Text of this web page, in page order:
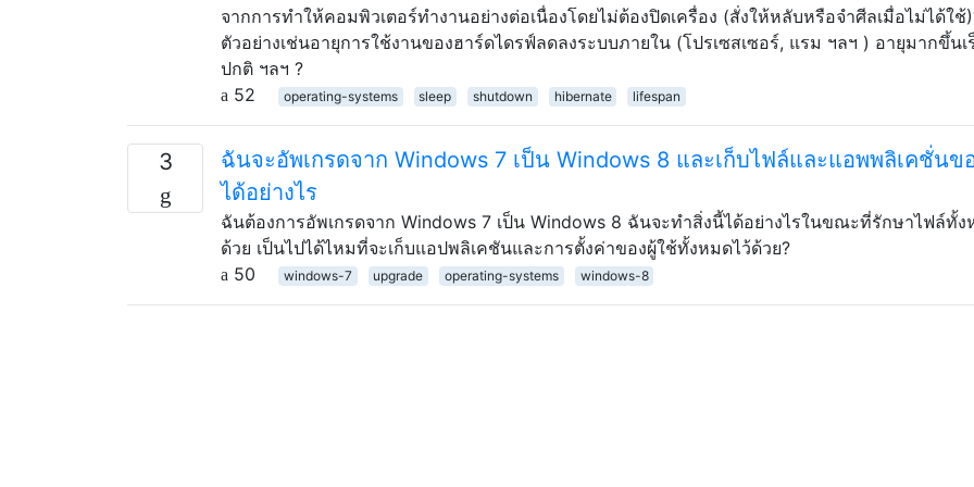
จากการทำให้คอมพิวเตอร์ทำงานอย่างต่อเนื่องโดยไม่ต้องปิดเครื่อง (สั่งให้หลับหรือจำศีลเมื่อไม่ได้ใช้
ตัวอย่างเช่นอายุการใช้งานของฮาร์ดไดรฟ์ลดลงระบบภายใน (โปรเซสเซอร์, แรม ฯลฯ ) อายุมากขึ้นเ
ปกติ ฯลฯ ?
52
operating-systems sleep shutdown hibernate lifespan
3
ฉันจะอัพเกรดจาก Windows 7 เป็น Windows 8 และเก็บไฟล์และแอพพลิเคชั่นข
ได้อย่างไร
ฉันต้องการอัพเกรดจาก Windows 7 เป็น Windows 8 ฉันจะทำสิ่งนี้ได้อย่างไรในขณะที่รักษาไฟล์ทั้ง
ด้วย เป็นไปได้ไหมที่จะเก็บแอปพลิเคชันและการตั้งค่าของผู้ใช้ทั้งหมดไว้ด้วย?
50
windows-7 upgrade operating-systems windows-8